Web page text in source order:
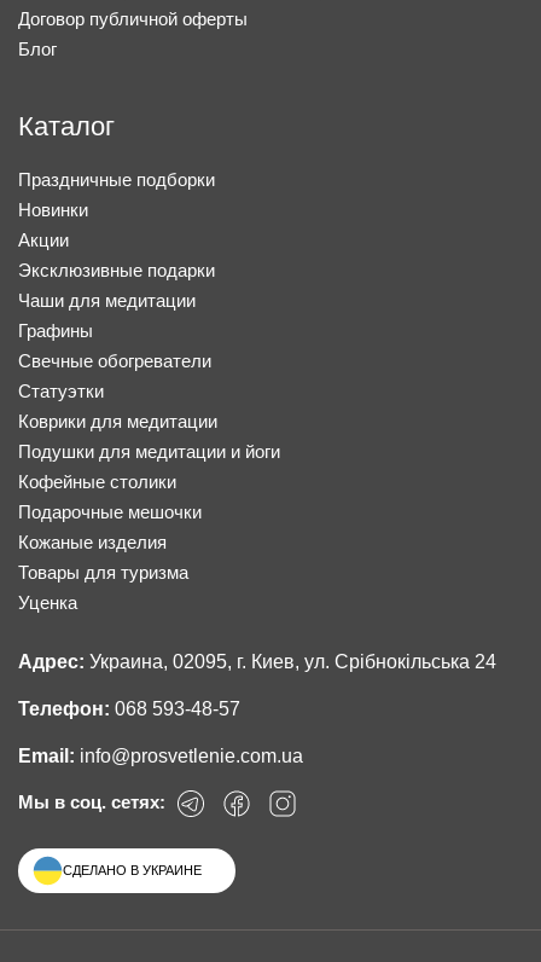
Договор публичной оферты
Блог
Каталог
Праздничные подборки
Новинки
Акции
Эксклюзивные подарки
Чаши для медитации
Графины
Свечные обогреватели
Статуэтки
Коврики для медитации
Подушки для медитации и йоги
Кофейные столики
Подарочные мешочки
Кожаные изделия
Товары для туризма
Уценка
Адрес: Украина, 02095, г. Киев, ул. Срібнокільська 24
Телефон: 068 593-48-57
Email: info@prosvetlenie.com.ua
Мы в соц. сетях:
СДЕЛАНО В УКРАИНЕ